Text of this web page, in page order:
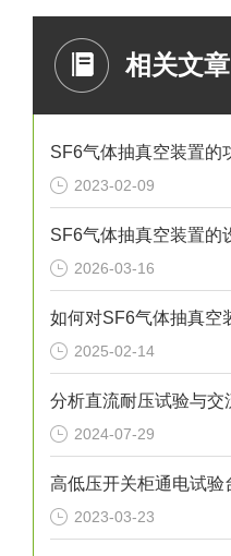
相关文章
2023-02-09
2026-03-16
2025-02-14
2024-07-29
2023-03-23